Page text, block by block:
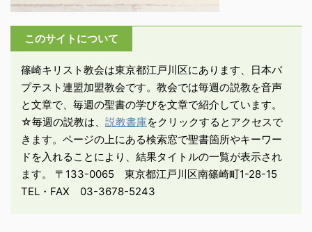
神々を造ってください。
エジプトの国から我々を
導き上った人、あのモー
のか分からないからで
す』と言った」 ・指導者
の不在で人々は不安にな
った。だから彼 ...
このサイトについて
篠崎キリスト教会は東京都江戸川区にあります、日本バ
プテスト連盟加盟教会です。教会では毎週の説教を音声
と文章で、毎週の聖書の学びを文章で紹介しています。
☆毎週の説教は、 説教書庫をクリックするとアクセスで
きます。ページの上にある検索窓で聖書箇所やキーワー
ドを入れることにより、結果タイトルの一覧が表示され
ます。 〒133-0065 東京都江戸川区南篠崎町1-28-15
TEL・FAX 03-3678-5243